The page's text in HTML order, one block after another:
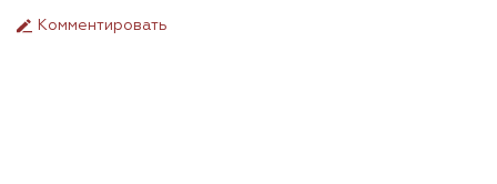
Комментировать